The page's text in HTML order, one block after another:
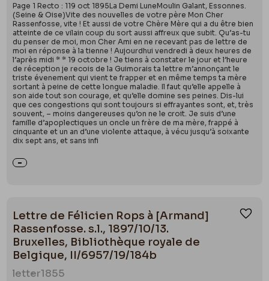
Page 1 Recto : 119 oct 1895La Demi LuneMoulin Galant, Essonnes.
(Seine & Oise)Vite des nouvelles de votre père Mon Cher
Rassenfosse, vite ! Et aussi de votre Chère Mère qui a du être bien
atteinte de ce vilain coup du sort aussi affreux que subit. Qu’as-tu
du penser de moi, mon Cher Ami en ne recevant pas de lettre de
moi en réponse à la tienne ! Aujourdhui vendredi à deux heures de
l’après midi * * 19 octobre ! Je tiens à constater le jour et l’heure
de réception je recois de la Guimorais ta lettre m’annonçant le
triste évenement qui vient te frapper et en même temps ta mère
sortant à peine de cette longue maladie. Il faut qu’elle appelle à
son aide tout son courage, et qu’elle domine ses peines. Dis-lui
que ces congestions qui sont toujours si effrayantes sont, et, très
souvent, – moins dangereuses qu’on ne le croit. Je suis d’une
famille d’apoplectiques un oncle un frère de ma mère, frappé à
cinquante et un an d’une violente attaque, à vécu jusqu’à soixante
dix sept ans, et sans infi
Lettre de Félicien Rops à [Armand]
Rassenfosse. s.l., 1897/10/13.
Bruxelles, Bibliothèque royale de
Belgique, II/6957/19/184b
letter1855